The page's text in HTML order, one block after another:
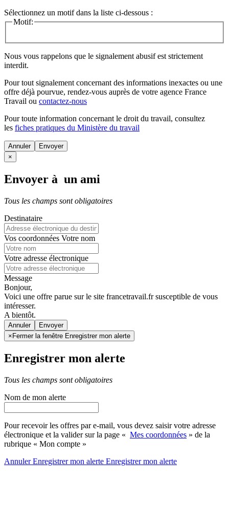
Sélectionnez un motif dans la liste ci-dessous :
Motif:
Nous vous rappelons que le signalement abusif est strictement
interdit.
Pour tout signalement concernant des informations inexactes ou une
offre déjà pourvue, rendez-vous auprès de votre agence France
Travail ou contactez-nous
Pour toute information concernant le droit du travail, consultez
les fiches pratiques du Ministère du travail
Annuler
×
Envoyer à un ami
Tous les champs sont obligatoires
Destinataire
Vos coordonnées Votre nom
Votre adresse électronique
Message
Bonjour,
Voici une offre parue sur le site francetravail.fr susceptible de vous
intéresser.
A bientôt.
Annuler
× Fermer la fenêtre Enregistrer mon alerte
Enregistrer mon alerte
Tous les champs sont obligatoires
Nom de mon alerte
Pour recevoir les offres par e-mail, vous devez saisir votre adresse
électronique et la valider sur la page « Mes coordonnées » de la
rubrique « Mon compte »
AnnulerEnregistrer mon alerte Enregistrermon alerte